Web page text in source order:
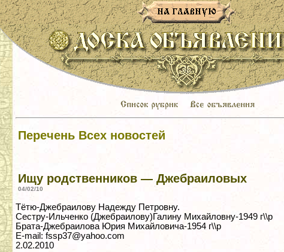
Перечень Всех новостей
Ищу родственников — Джебраиловых
04/02/10
Тётю-Джебраилову Надежду Петровну.
Сестру-Ильченко (Джебраилову)Галину Михайловну-1949 г\\р
Брата-Джебраилова Юрия Михайловича-1954 г\\р
E-mail: fssp37@yahoo.com
2.02.2010